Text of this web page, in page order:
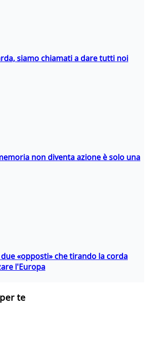
siamo chiamati a dare tutti noi
non diventa azione è solo una
«opposti» che tirando la corda
l'Europa
te